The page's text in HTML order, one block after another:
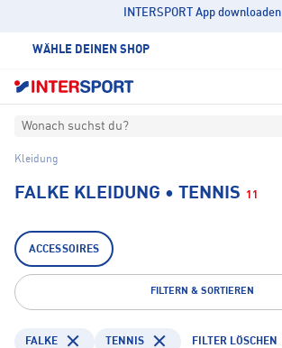
INTERSPORT App downloaden
WÄHLE DEINEN SHOP
Wonach suchst du?
Kleidung
FALKE KLEIDUNG • TENNIS 11
ACCESSOIRES
FILTERN & SORTIEREN
FALKE TENNIS FILTER LÖSCHEN